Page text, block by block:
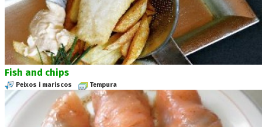
Fish and chips
Peixos i mariscos Tempura